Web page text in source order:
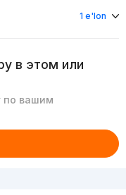
1 e'lon
в этом или
по вашим